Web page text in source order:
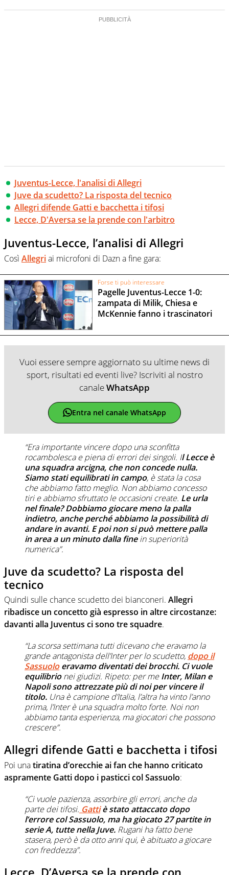
Juventus-Lecce, l'analisi di Allegri
Juve da scudetto? La risposta del tecnico
Allegri difende Gatti e bacchetta i tifosi
Lecce, D'Aversa se la prende con l'arbitro
Juventus-Lecce, l’analisi di Allegri
Così Allegriai microfoni di Dazn a fine gara:
Forse ti può interessare
Pagelle Juventus-Lecce 1-0:
zampata di Milik, Chiesa e
McKennie fanno i trascinatori
Vuoi essere sempre aggiornato su ultime news di
sport, risultati ed eventi live? Iscriviti al nostro
canaleWhatsApp
Entra nel canale WhatsApp
“Era importante vincere dopo una sconfitta
rocambolesca e piena di errori dei singoli. Il Lecce è
una squadra arcigna, che non concede nulla.
Siamo stati equilibrati in campo, è stata la cosa
che abbiamo fatto meglio. Non abbiamo concesso
tiri e abbiamo sfruttato le occasioni create. Le urla
nel finale? Dobbiamo giocare meno la palla
indietro, anche perché abbiamo la possibilità di
andare in avanti. E poi non si può mettere palla
in area a un minuto dalla finein superiorità
numerica”.
Juve da scudetto? La risposta del
tecnico
Quindi sulle chance scudetto dei bianconeri. Allegri
ribadisce un concetto già espresso in altre circostanze:
davanti alla Juventus ci sono tre squadre.
“La scorsa settimana tutti dicevano che eravamo la
grande antagonista dell’Inter per lo scudetto, dopo il
Sassuoloeravamo diventati dei brocchi. Ci vuole
equilibrionei giudizi. Ripeto: per meInter, Milan e
Napoli sono attrezzate più di noi per vincere il
titolo. Una è campione d’Italia, l’altra ha vinto l’anno
prima, l’Inter è una squadra molto forte. Noi non
abbiamo tanta esperienza, ma giocatori che possono
crescere”.
Allegri difende Gatti e bacchetta i tifosi
Poi unatiratina d’orecchie ai fan che hanno criticato
aspramente Gatti dopo i pasticci col Sassuolo:
“Ci vuole pazienza, assorbire gli errori, anche da
parte dei tifosi. Gattiè stato attaccato dopo
l’errore col Sassuolo, ma ha giocato 27 partite in
serie A, tutte nella Juve. Rugani ha fatto bene
stasera, però è da otto anni qui, è abituato a giocare
con freddezza”.
Lecce, D’Aversa se la prende con